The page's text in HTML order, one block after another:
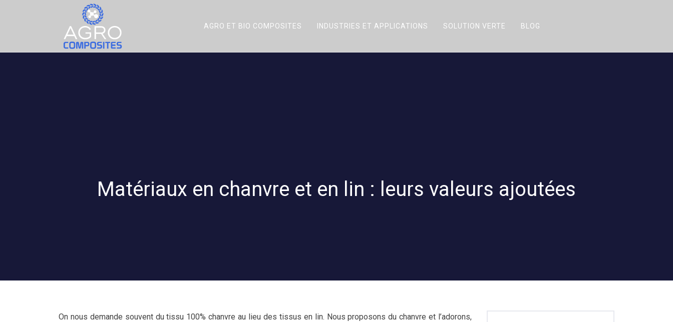
AGRO ET BIO COMPOSITES INDUSTRIES ET APPLICATIONS SOLUTION VERTE BLOG
Matériaux en chanvre et en lin : leurs valeurs ajoutées
On nous demande souvent du tissu 100% chanvre au lieu des tissus en lin. Nous proposons du chanvre et l’adorons,